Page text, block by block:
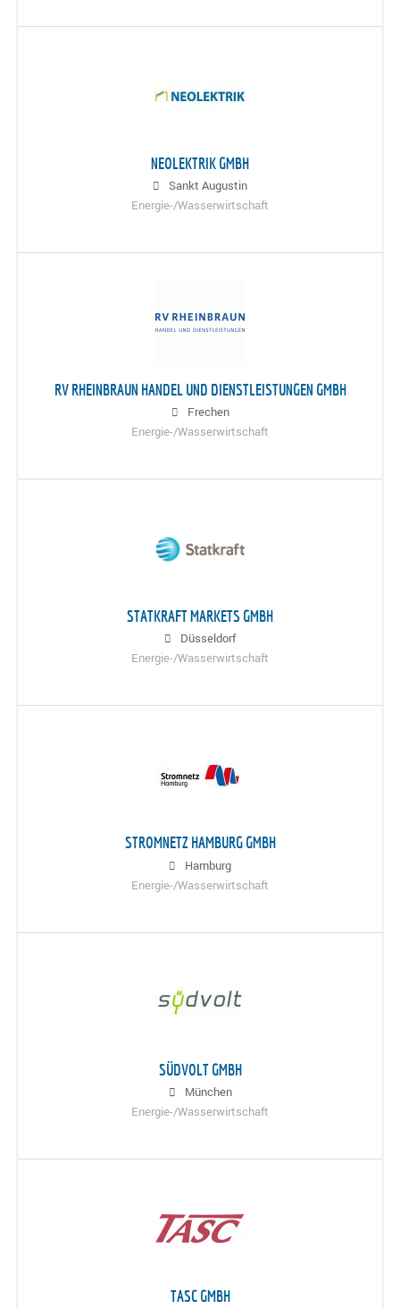
NEOLEKTRIK GMBH
Sankt Augustin
Energie-/Wasserwirtschaft
RV RHEINBRAUN HANDEL UND DIENSTLEISTUNGEN GMBH
Frechen
Energie-/Wasserwirtschaft
STATKRAFT MARKETS GMBH
Düsseldorf
Energie-/Wasserwirtschaft
STROMNETZ HAMBURG GMBH
Hamburg
Energie-/Wasserwirtschaft
SÜDVOLT GMBH
München
Energie-/Wasserwirtschaft
TASC GMBH